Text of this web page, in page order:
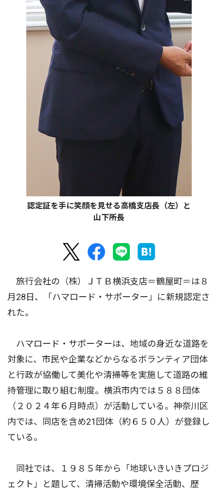
認定証を手に笑顔を見せる高橋支店長（左）と
山下所長
旅行会社の（株）ＪＴＢ横浜支店＝鶴屋町＝は８
月28日、「ハマロード・サポーター」に新規認定さ
れた。
ハマロード・サポーターは、地域の身近な道路を
対象に、市民や企業などからなるボランティア団体
と行政が協働して美化や清掃等を実施して道路の維
持管理に取り組む制度。横浜市内では５８８団体
（２０２４年６月時点）が活動している。神奈川区
内では、同店を含め21団体（約６５０人）が登録し
ている。
同社では、１９８５年から「地球いきいきプロジ
ェクト」と題して、清掃活動や環境保全活動、歴